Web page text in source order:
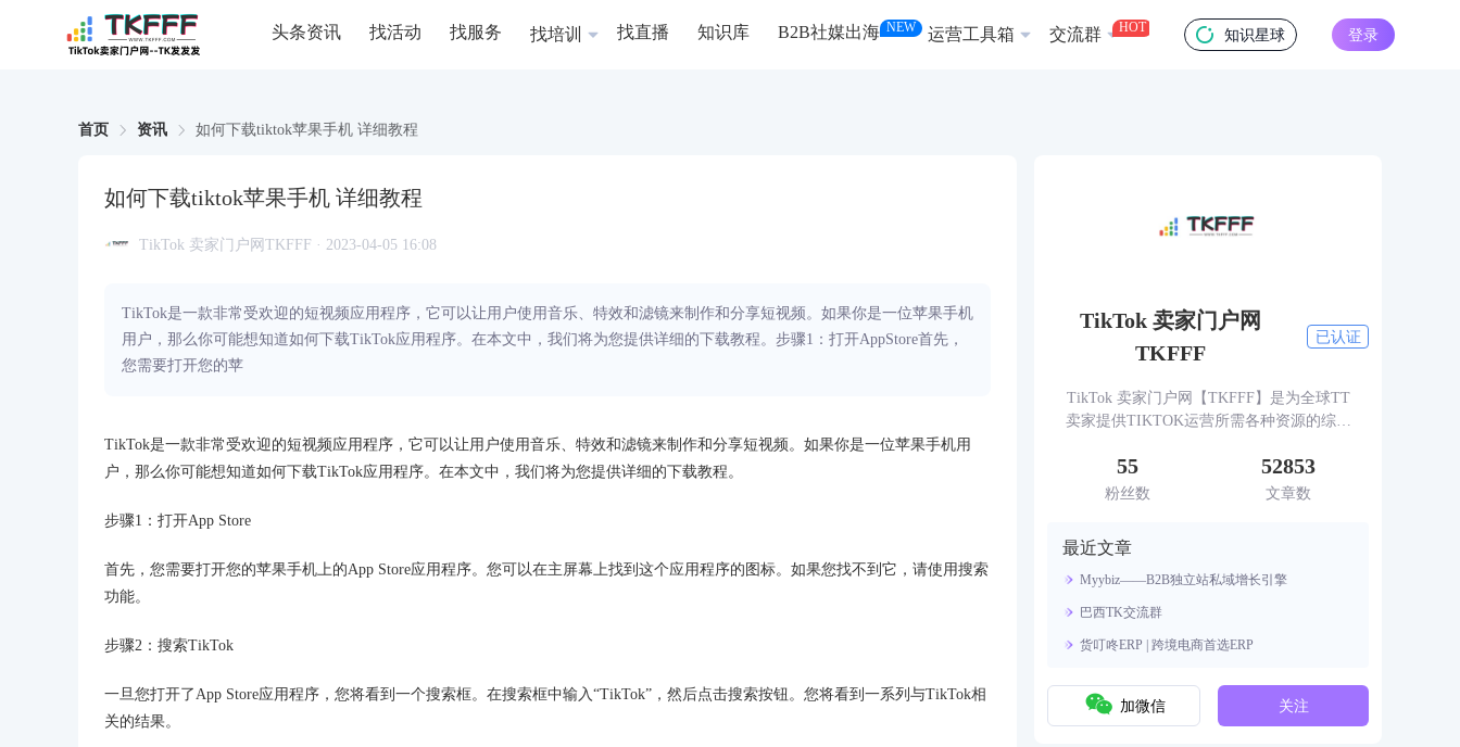
头条资讯 找活动 找服务 找培训 找直播 知识库 B2B社媒出海 NEW 运营工具箱 交流群 HOT 知识星球 登录
首页 资讯 如何下载tiktok苹果手机 详细教程
如何下载tiktok苹果手机 详细教程
TikTok 卖家门户网TKFFF · 2023-04-05 16:08
TikTok是一款非常受欢迎的短视频应用程序，它可以让用户使用音乐、特效和滤镜来制作和分享短视频。如果你是一位苹果手机
用户，那么你可能想知道如何下载TikTok应用程序。在本文中，我们将为您提供详细的下载教程。步骤1：打开AppStore首先，
您需要打开您的苹
TikTok是一款非常受欢迎的短视频应用程序，它可以让用户使用音乐、特效和滤镜来制作和分享短视频。如果你是一位苹果手机用
户，那么你可能想知道如何下载TikTok应用程序。在本文中，我们将为您提供详细的下载教程。
步骤1：打开App Store
首先，您需要打开您的苹果手机上的App Store应用程序。您可以在主屏幕上找到这个应用程序的图标。如果您找不到它，请使用搜索
功能。
步骤2：搜索TikTok
一旦您打开了App Store应用程序，您将看到一个搜索框。在搜索框中输入“TikTok”，然后点击搜索按钮。您将看到一系列与TikTok相
关的结果。
TikTok 卖家门户网
TKFFF
已认证
TikTok 卖家门户网【TKFFF】是为全球TT
卖家提供TIKTOK运营所需各种资源的综合
坛、社群、活动、人脉、货盘、教学等必备
55
粉丝数
52853
文章数
最近文章
Myybiz——B2B独立站私域增长引擎
巴西TK交流群
货叮咚ERP | 跨境电商首选ERP
加微信 关注